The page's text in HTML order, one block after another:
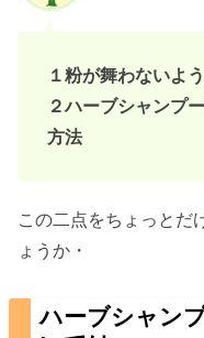
１粉が舞わないよ
２ハーブシャンプ
方法
この二点をちょっとだ
ょうか・
ハーブシャン